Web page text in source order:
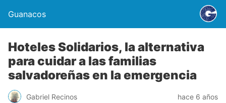
Guanacos
Hoteles Solidarios, la alternativa
para cuidar a las familias
salvadoreñas en la emergencia
Gabriel Recinos hace 6 años